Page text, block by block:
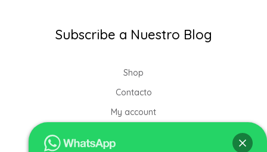
Subscribe a Nuestro Blog
Shop
Contacto
My account